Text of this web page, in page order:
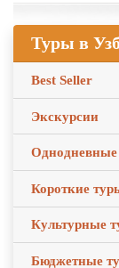
Туры в
Best Seller
Экскурсии
Короткие
Культурные
Бюджетные